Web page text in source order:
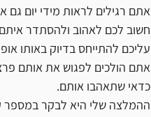
אתם רגילים לראות מידי יום
חשוב לכם לאהוב ולהסתדר
עליכם להתייחס בדיוק באותו
אתם הולכים לפגוש את אותם
כדאי שתאהבו אותם.
ההמלצה שלי היא לבקר במספר